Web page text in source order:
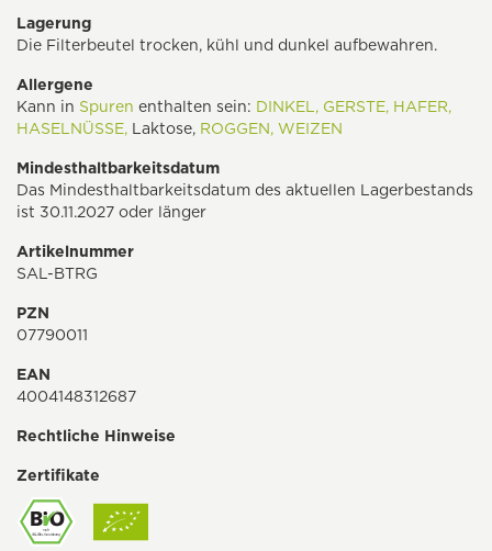
Lagerung
Die Filterbeutel trocken, kühl und dunkel aufbewahren.
Allergene
Kann in Spuren enthalten sein: DINKEL, GERSTE, HAFER,
HASELNÜSSE, Laktose, ROGGEN, WEIZEN
Mindesthaltbarkeitsdatum
Das Mindesthaltbarkeitsdatum des aktuellen Lagerbestands
ist 30.11.2027 oder länger
Artikelnummer
SAL-BTRG
PZN
07790011
EAN
4004148312687
Rechtliche Hinweise
Zertifikate